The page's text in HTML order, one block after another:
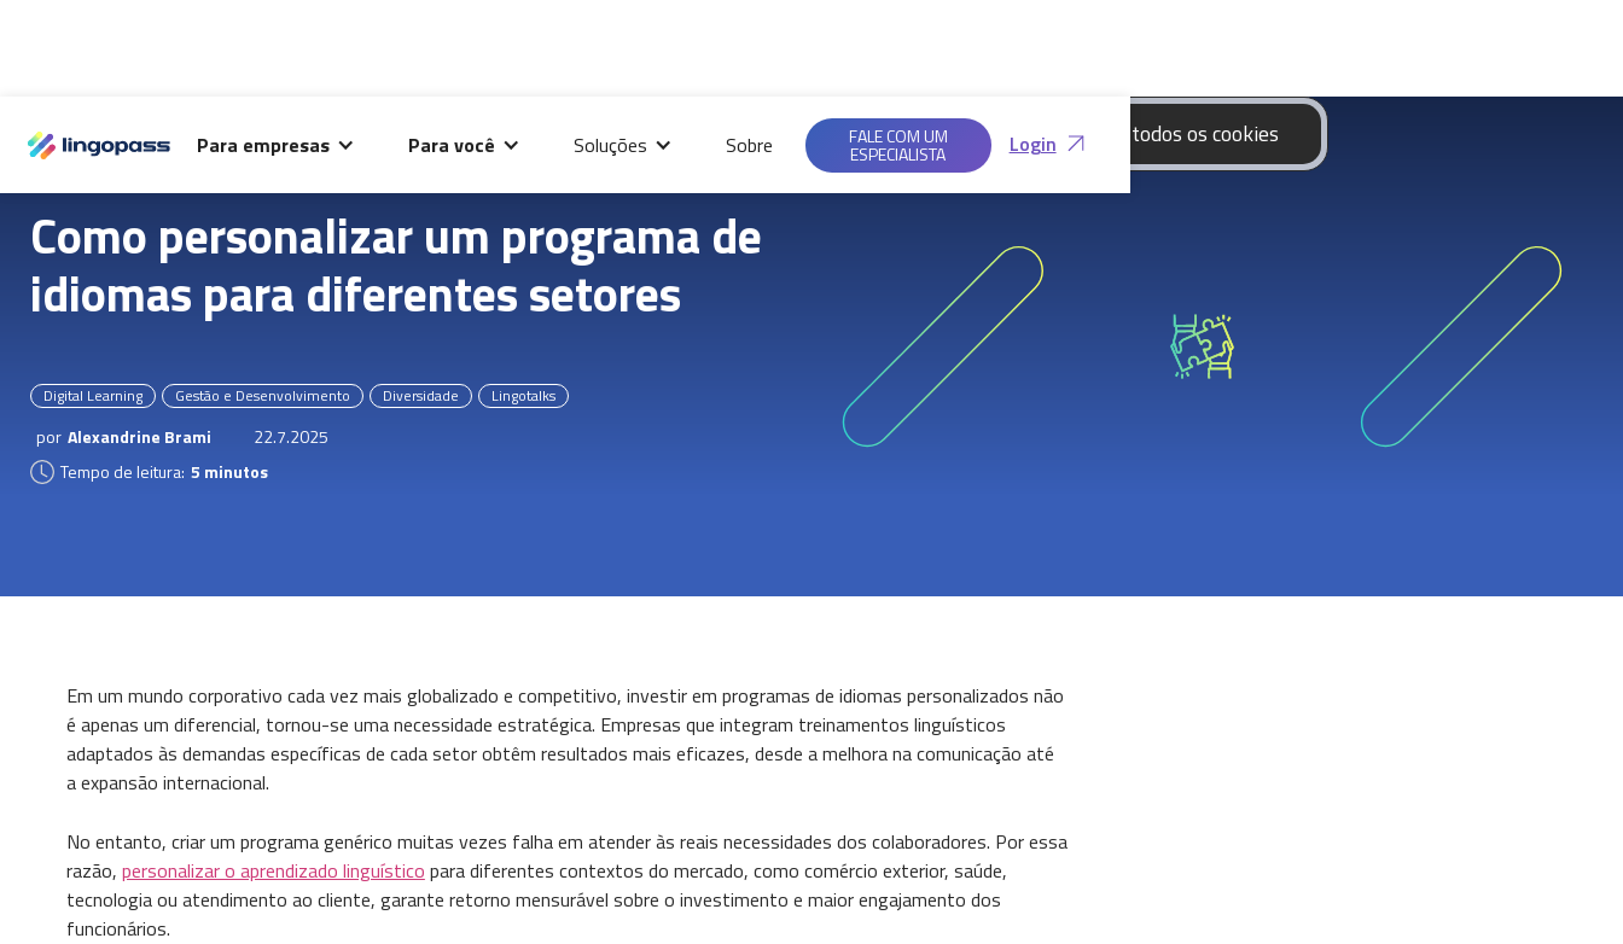
Para empresas Para você Soluções Sobre FALE COM UM
ESPECIALISTA Login
deste site e melhorar sua experiência de navegação.
Saiba mais em nossas
Políticas de
Privacidade.
Aceitar todos os cookies
Como personalizar um programa de
idiomas para diferentes setores
Digital Learning Gestão e Desenvolvimento Diversidade Lingotalks
por Alexandrine Brami
22.7.2025
Tempo de leitura: 5 minutos
Em um mundo corporativo cada vez mais globalizado e competitivo, investir em programas de idiomas personalizados não
é apenas um diferencial, tornou-se uma necessidade estratégica. Empresas que integram treinamentos linguísticos
adaptados às demandas específicas de cada setor obtêm resultados mais eficazes, desde a melhora na comunicação até
a expansão internacional.
No entanto, criar um programa genérico muitas vezes falha em atender às reais necessidades dos colaboradores. Por essa
razão, personalizar o aprendizado linguístico para diferentes contextos do mercado, como comércio exterior, saúde,
tecnologia ou atendimento ao cliente, garante retorno mensurável sobre o investimento e maior engajamento dos
funcionários.